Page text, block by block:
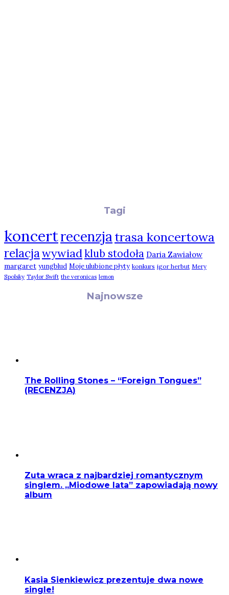
Tagi
koncertrecenzjatrasa koncertowa
relacja wywiadklub stodoła Daria Zawiałow
margaret yungblud Moje ulubione płyty konkurs igor herbut Mery
Spolsky Taylor Swift the veronicas lemon
Najnowsze
The Rolling Stones – “Foreign Tongues”
(RECENZJA)
Zuta wraca z najbardziej romantycznym
singlem. „Miodowe lata” zapowiadają nowy
album
Kasia Sienkiewicz prezentuje dwa nowe
single!